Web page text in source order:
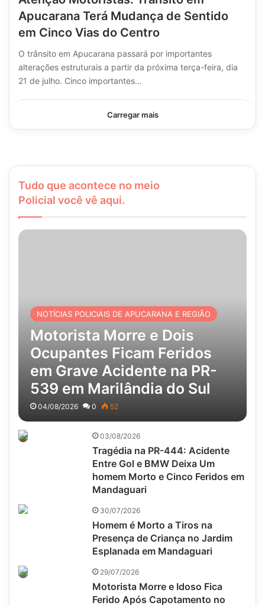
Apucarana Terá Mudança de Sentido
em Cinco Vias do Centro
O trânsito em Apucarana passará por importantes
alterações estruturais a partir da próxima terça-feira, dia
21 de julho. Cinco importantes…
Carregar mais
Tudo que acontece no meio
Policial você vê aqui.
NOTÍCIAS POLICIAIS DE APUCARANA E REGIÃO
Motorista Morre e Dois
Ocupantes Ficam Feridos
em Grave Acidente na PR-
539 em Marilândia do Sul
04/08/2026 0 52
03/08/2026
Tragédia na PR-444: Acidente
Entre Gol e BMW Deixa Um
homem Morto e Cinco Feridos em
Mandaguari
30/07/2026
Homem é Morto a Tiros na
Presença de Criança no Jardim
Esplanada em Mandaguari
29/07/2026
Motorista Morre e Idoso Fica
Ferido Após Capotamento no